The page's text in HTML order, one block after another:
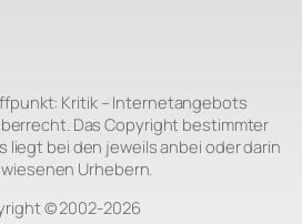
Kritik – Internetangebots
Das Copyright bestimmter
liegt bei den jeweils anbei oder darin
Urhebern.
© 2002‑2026